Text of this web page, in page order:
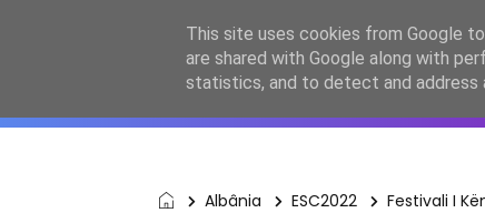
ESC2027 JESC2026
Albânia ESC2022 Festivali I
This site uses cookies from Google
are shared with Google along with
statistics, and to detect and address